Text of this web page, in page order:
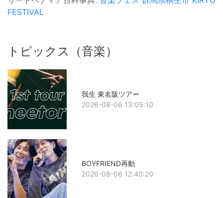
FESTIVAL
トピックス（音楽）
我生 東名阪ツアー
2026-08-06 13:05:10
BOYFRIEND再動
2026-08-06 12:40:20